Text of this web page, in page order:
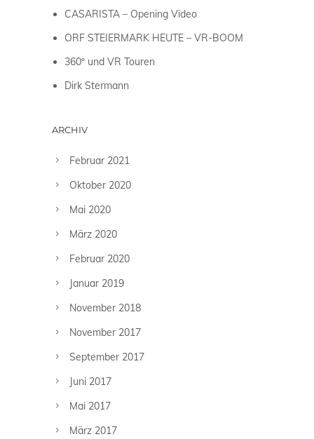
CASARISTA – Opening Video
ORF STEIERMARK HEUTE – VR-BOOM
360º und VR Touren
Dirk Stermann
ARCHIV
Februar 2021
Oktober 2020
Mai 2020
März 2020
Februar 2020
Januar 2019
November 2018
November 2017
September 2017
Juni 2017
Mai 2017
März 2017